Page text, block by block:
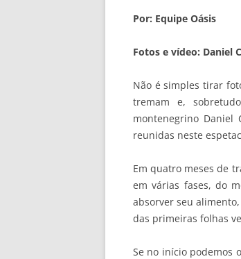
Por: Equipe Oásis
Fotos e vídeo: Daniel
Não é simples tirar
tremam e,
montenegrino Daniel
reunidas neste
Em quatro meses de
em várias fases, do
absorver seu
das primeiras folhas
Se no início podemos